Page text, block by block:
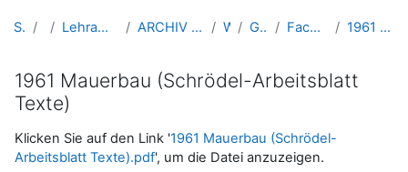
Startseite Kurse Lehramtsausbildung GW im Cluster Österreich Mitte ARCHIV - Lehrveranstaltungen am Standort Linz - seit 2016 WS_2023/24 GW_IP_Berlin_2023ws Fachliche und inhaltliche Informationen 1961 Mauerbau (Schrödel-Arbeitsblatt Texte)
1961 Mauerbau (Schrödel-Arbeitsblatt
Texte)
Abschlussbedingungen
Klicken Sie auf den Link '1961 Mauerbau (Schrödel-
Arbeitsblatt Texte).pdf', um die Datei anzuzeigen.